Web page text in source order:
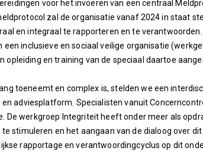
voor het invoeren van een centraal
zal de organisatie vanaf 2024 in staat
en integraal te rapporteren en te
een inclusieve en sociaal veilige organisatie
opleiding en training van de speciaal daartoe
toeneemt en complex is, stelden we een
adviesplatform. Specialisten vanuit
De werkgroep Integriteit heeft onder meer als
stimuleren en het aangaan van de dialoog over
rapportage en verantwoordingcyclus op dit